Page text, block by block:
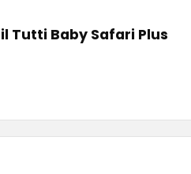
Tutti Baby Safari Plus